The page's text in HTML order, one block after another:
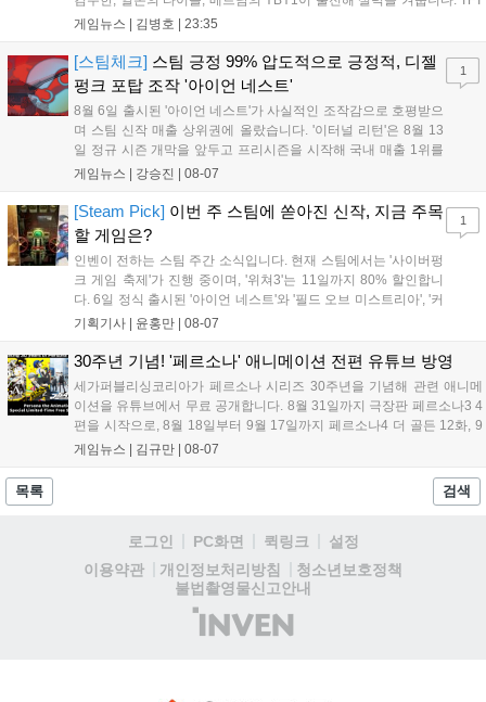
는 소속팀 없이 개인 자격으로 참가하는 독특한 대회 구조를 가지며, 누
17일까지 이어지는 이번 행사는 신규 세트 체험과 공연 등 다양한 즐길
거리를 제공하며, 이후 현대백화점 판교점에서도 행사가 이어질 예정입
니다. 연말에는 라스베이거스 오픈이 개최됩니다....
게임뉴스 | 김병호 | 23:35
[스팀체크] 스팀 긍정 99% 압도적으로 긍정적, 디젤
펑크 포탑 조작 '아이언 네스트'
8월 6일 출시된 '아이언 네스트'가 사실적인 조작감으로 호평받으
며 스팀 신작 매출 상위권에 올랐습니다. '이터널 리턴'은 8월 13
일 정규 시즌 개막을 앞두고 프리시즌을 시작해 국내 매출 1위를
기록했습니다. 25주년을 맞은 '고스트 리콘' 시리즈는 8월 6일 쇼
'마블 투혼: 파이팅 소울즈'와 레트로 수리 시뮬레이션 '리스토
리'도 스팀에 정식 출시되었습니다....
게임뉴스 | 강승진 | 08-07
1
[Steam Pick] 이번 주 스팀에 쏟아진 신작, 지금 주목
할 게임은?
인벤이 전하는 스팀 주간 소식입니다. 현재 스팀에서는 '사이버펑
크 게임 축제'가 진행 중이며, '위쳐3'는 11일까지 80% 할인합니
다. 6일 정식 출시된 '아이언 네스트'와 '필드 오브 미스트리아', '커
세어 코브'가 호평받고 있습니다. 한편, 7일 출시된 '마블 투혼'은
다. 유비소프트의 '고스트리콘: 와일드랜드'는 7년 만의 대규모 업
데이트 '라스트 라이츠'와 함께 95% 할인 중입니다....
기획기사 | 윤홍만 | 08-07
1
30주년 기념! '페르소나' 애니메이션 전편 유튜브 방영
세가퍼블리싱코리아가 페르소나 시리즈 30주년을 기념해 관련 애니메
이션을 유튜브에서 무료 공개합니다. 8월 31일까지 극장판 페르소나3 4
편을 시작으로, 8월 18일부터 9월 17일까지 페르소나4 더 골든 12화, 9
월 15일부터 10월 14일까지 페르소나5 시리즈가 순차 공개됩니다. 또한
게임뉴스 | 김규만 | 08-07
목록 검색
로그인 PC화면 퀵링크
설정
이용약관
개인정보처리방침
청소년보호정책
불법촬영물신고안내
(주)
인